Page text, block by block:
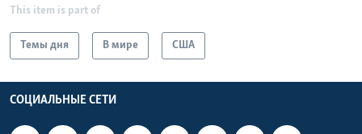
This item is part of
Темы дня В мире США
СОЦИАЛЬНЫЕ СЕТИ